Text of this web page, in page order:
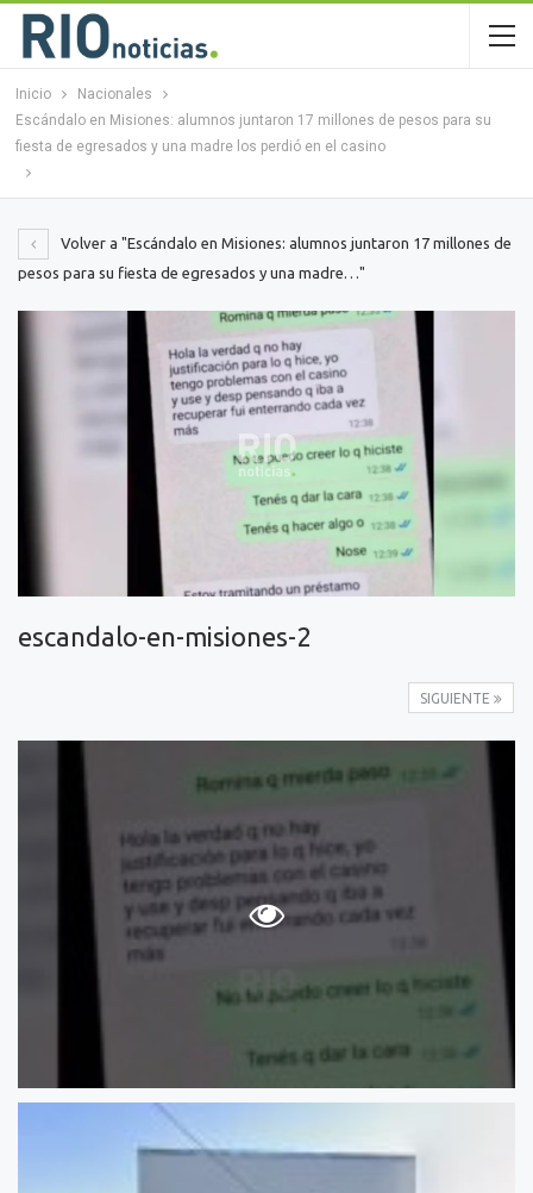
Inicio
Nacionales
Escándalo en Misiones: alumnos juntaron 17 millones de pesos para su
fiesta de egresados y una madre los perdió en el casino
Volver a "Escándalo en Misiones: alumnos juntaron 17 millones de
pesos para su fiesta de egresados y una madre…"
escandalo-en-misiones-2
SIGUIENTE